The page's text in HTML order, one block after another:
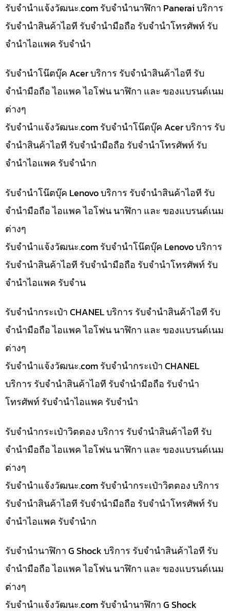
รับจํานําแจ้งวัฒนะ.com รับจำนำนาฬิกา Panerai บริการ
รับจำนำสินค้าไอที รับจำนำมือถือ รับจำนำโทรศัพท์ รับ
จำนำไอแพค รับจำนำ
รับจำนำโน๊ตบุ๊ค Acer บริการ รับจำนำสินค้าไอที รับ
จำนำมือถือ ไอแพค ไอโฟน นาฬิกา และ ของแบรนด์เนม
ต่างๆ
รับจํานําแจ้งวัฒนะ.com รับจำนำโน๊ตบุ๊ค Acer บริการ รับ
จำนำสินค้าไอที รับจำนำมือถือ รับจำนำโทรศัพท์ รับ
จำนำไอแพค รับจำนำก
รับจำนำโน๊ตบุ๊ค Lenovo บริการ รับจำนำสินค้าไอที รับ
จำนำมือถือ ไอแพค ไอโฟน นาฬิกา และ ของแบรนด์เนม
ต่างๆ
รับจํานําแจ้งวัฒนะ.com รับจำนำโน๊ตบุ๊ค Lenovo บริการ
รับจำนำสินค้าไอที รับจำนำมือถือ รับจำนำโทรศัพท์ รับ
จำนำไอแพค รับจำน
รับจำนำกระเป๋า CHANEL บริการ รับจำนำสินค้าไอที รับ
จำนำมือถือ ไอแพค ไอโฟน นาฬิกา และ ของแบรนด์เนม
ต่างๆ
รับจํานําแจ้งวัฒนะ.com รับจำนำกระเป๋า CHANEL
บริการ รับจำนำสินค้าไอที รับจำนำมือถือ รับจำนำ
โทรศัพท์ รับจำนำไอแพค รับจำนำ
รับจำนำกระเป๋าวิตตอง บริการ รับจำนำสินค้าไอที รับ
จำนำมือถือ ไอแพค ไอโฟน นาฬิกา และ ของแบรนด์เนม
ต่างๆ
รับจํานําแจ้งวัฒนะ.com รับจำนำกระเป๋าวิตตอง บริการ
รับจำนำสินค้าไอที รับจำนำมือถือ รับจำนำโทรศัพท์ รับ
จำนำไอแพค รับจำนำก
รับจำนำนาฬิกา G Shock บริการ รับจำนำสินค้าไอที รับ
จำนำมือถือ ไอแพค ไอโฟน นาฬิกา และ ของแบรนด์เนม
ต่างๆ
รับจํานําแจ้งวัฒนะ.com รับจำนำนาฬิกา G Shock